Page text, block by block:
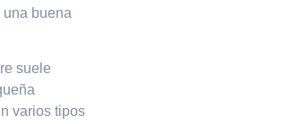
buena
suele
varios tipos